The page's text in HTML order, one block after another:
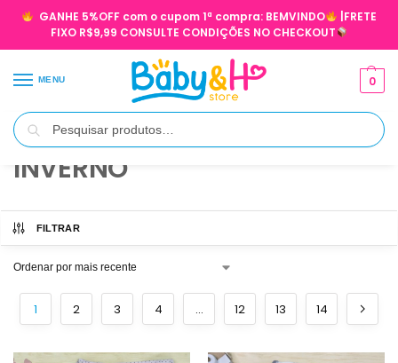
GANHE 5%OFF com o cupom 1ª compra: BEMVINDO
|FRETE
FIXO R$9,99 CONSULTE CONDIÇÕES NO CHECKOUT
MENU
Pesquisar
0
Início / INVERNO
INVERNO
FILTRAR
1 2 3 4 … 12 13 14